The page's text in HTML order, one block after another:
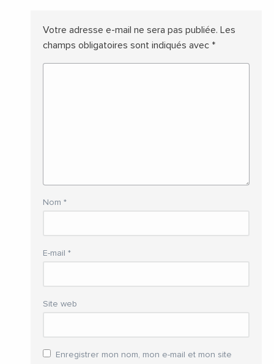
Votre adresse e-mail ne sera pas publiée. Les
champs obligatoires sont indiqués avec *
Nom *
E-mail *
Site web
Enregistrer mon nom, mon e-mail et mon site